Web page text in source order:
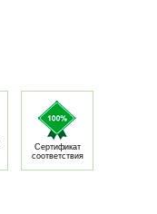
Сертификат
соответствия